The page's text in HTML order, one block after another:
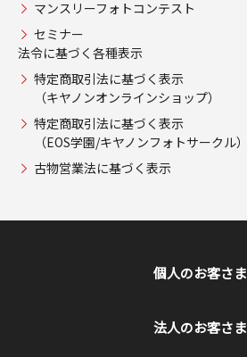
マンスリーフォトコンテスト
セミナー
法令に基づく各種表示
特定商取引法に基づく表示
（キヤノンオンラインショップ）
特定商取引法に基づく表示
（EOS学園/キヤノンフォトサークル）
古物営業法に基づく表示
個人のお客さま
法人のお客さま